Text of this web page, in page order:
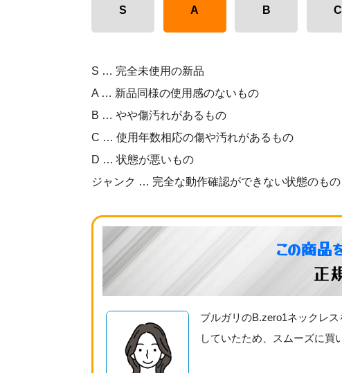
S A B C
S … 完全未使用の新品
A … 新品同様の使用感のないもの
B … やや傷汚れがあるもの
C … 使用年数相応の傷や汚れがあるもの
D … 状態が悪いもの
ジャンク … 完全な動作確認ができない状態のもの
この商品
正
ブルガリのB.zero1ネックレ
していたため、スムーズに買